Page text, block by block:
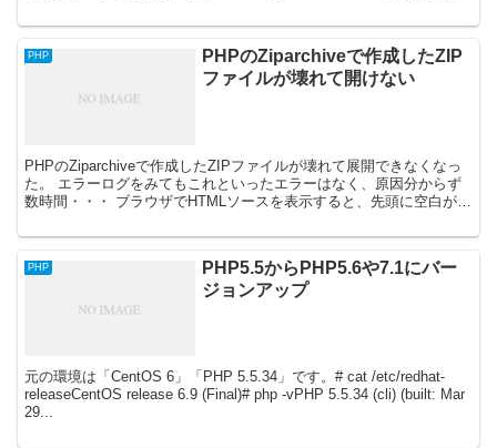
PHP
PHPのZiparchiveで作成したZIP
ファイルが壊れて開けない
PHPのZiparchiveで作成したZIPファイルが壊れて展開できなくなっ
た。 エラーログをみてもこれといったエラーはなく、原因分からず
数時間・・・ ブラウザでHTMLソースを表示すると、先頭に空白があ
PHP
PHP5.5からPHP5.6や7.1にバー
ジョンアップ
元の環境は「CentOS 6」「PHP 5.5.34」です。# cat /etc/redhat-
releaseCentOS release 6.9 (Final)# php -vPHP 5.5.34 (cli) (built: Mar
29...